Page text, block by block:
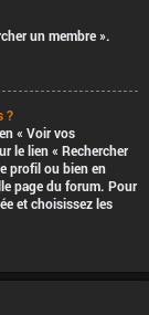
un membre ».
?
« Voir vos
le lien « Rechercher
profil ou bien en
page du forum. Pour
et choisissez les